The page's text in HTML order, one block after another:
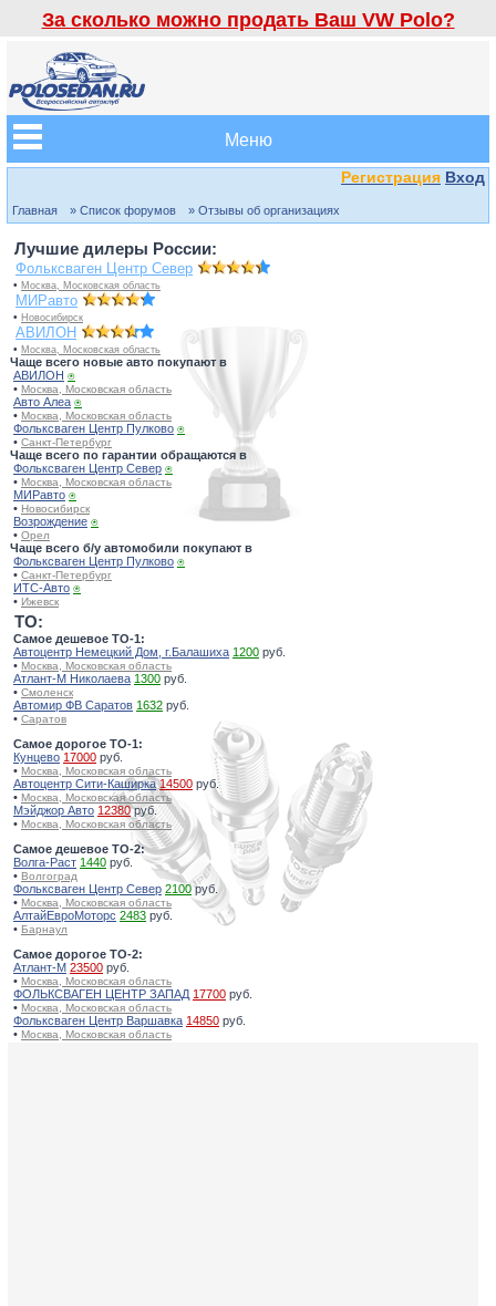
За сколько можно продать Ваш VW Polo?
Меню
Регистрация Вход
Главная » Список форумов » Отзывы об организациях
Лучшие дилеры России:
Фольксваген Центр Север
• Москва, Московская область
МИРавто
• Новосибирск
АВИЛОН
• Москва, Московская область
Чаще всего новые авто покупают в
АВИЛОН ⍟
• Москва, Московская область
Авто Алеа ⍟
• Москва, Московская область
Фольксваген Центр Пулково ⍟
• Санкт-Петербург
Чаще всего по гарантии обращаются в
Фольксваген Центр Север ⍟
• Москва, Московская область
МИРавто ⍟
• Новосибирск
Возрождение ⍟
• Орел
Чаще всего б/у автомобили покупают в
Фольксваген Центр Пулково ⍟
• Санкт-Петербург
ИТС-Авто ⍟
• Ижевск
TO:
Самое дешевое ТО-1:
Автоцентр Немецкий Дом, г.Балашиха 1200 руб.
• Москва, Московская область
Атлант-М Николаева 1300 руб.
• Смоленск
Автомир ФВ Саратов 1632 руб.
• Саратов
Самое дорогое ТО-1:
Кунцево 17000 руб.
• Москва, Московская область
Автоцентр Сити-Каширка 14500 руб.
• Москва, Московская область
Мэйджор Авто 12380руб.
• Москва, Московская область
Самое дешевое ТО-2:
Волга-Раст 1440 руб.
• Волгоград
Фольксваген Центр Север 2100руб.
• Москва, Московская область
АлтайЕвроМоторс 2483 руб.
• Барнаул
Самое дорогое ТО-2:
Атлант-М 23500 руб.
• Москва, Московская область
ФОЛЬКСВАГЕН ЦЕНТР ЗАПАД 17700 руб.
• Москва, Московская область
Фольксваген Центр Варшавка 14850 руб.
• Москва, Московская область